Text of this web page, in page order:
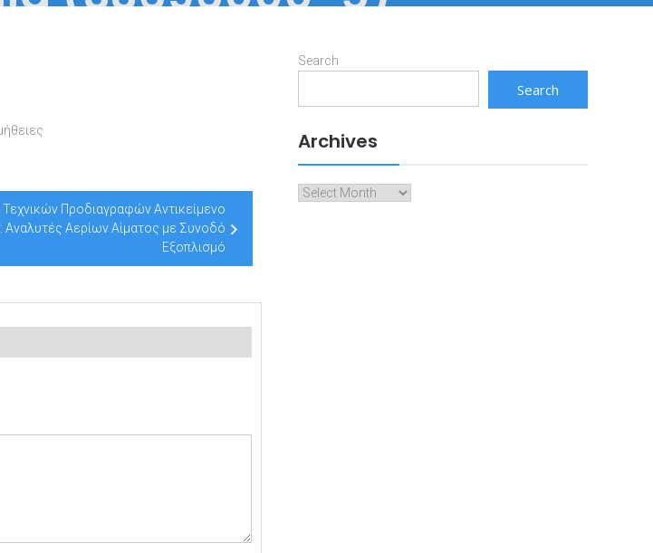
Τεχνικών Προδιαγραφών Αντικείμενο
Αναλυτές Αερίων Αίματος με Συνοδό
Εξοπλισμό
Search
Search
Archives
Archives